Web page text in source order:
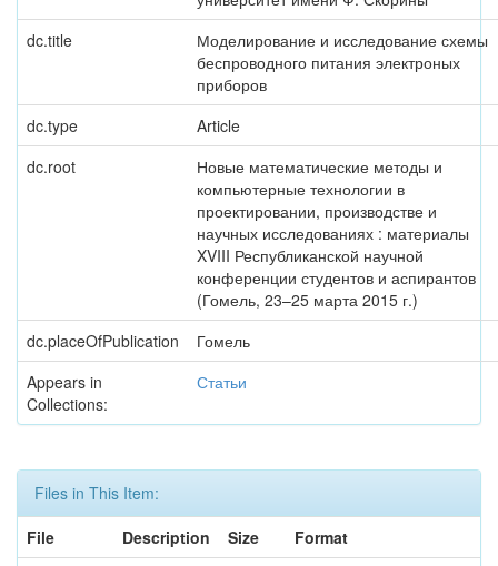
dc.title
Моделирование и исследование схемы
беспроводного питания электроных
приборов
dc.type
Article
dc.root
Новые математические методы и
компьютерные технологии в
проектировании, производстве и
научных исследованиях : материалы
XVIII Республиканской научной
конференции студентов и аспирантов
(Гомель, 23–25 марта 2015 г.)
dc.placeOfPublication
Гомель
Appears in
Collections:
Статьи
Files in This Item:
File
Description Size
Format